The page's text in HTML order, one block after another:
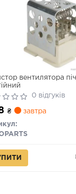
вентилятора
0 відгуків
₴ завтра